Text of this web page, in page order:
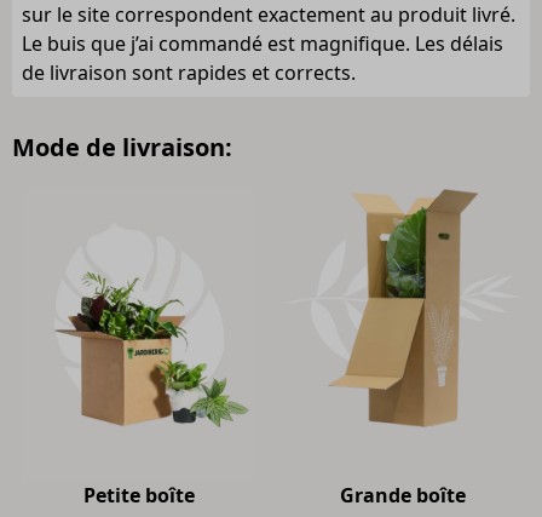
sur le site correspondent exactement au produit livré.
Le buis que j’ai commandé est magnifique. Les délais
de livraison sont rapides et corrects.
Mode de livraison:
Petite boîte Grande boîte